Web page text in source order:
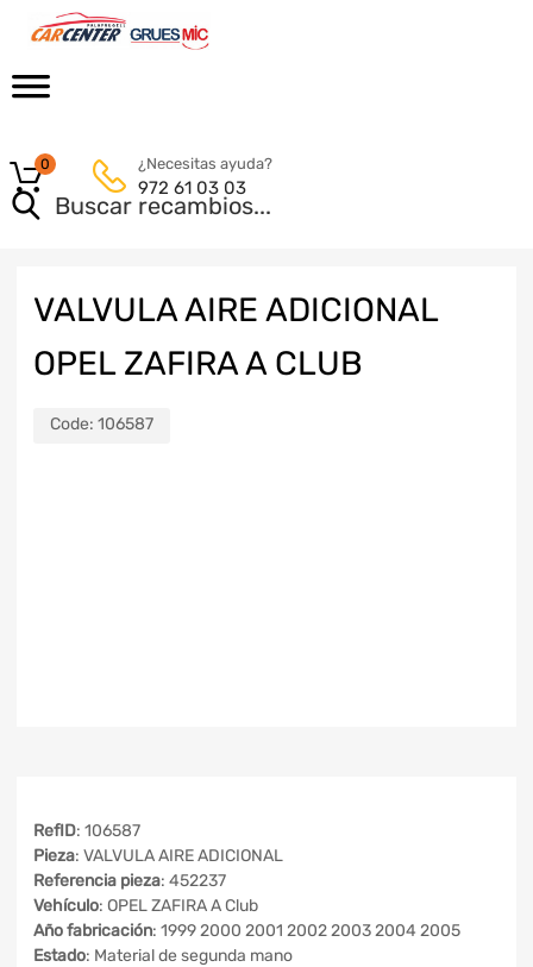
¿Necesitas ayuda?
972 61 03 03
0
VALVULA AIRE ADICIONAL
OPEL ZAFIRA A CLUB
Code: 106587
RefID: 106587
Pieza: VALVULA AIRE ADICIONAL
Referencia pieza: 452237
Vehículo: OPEL ZAFIRA A Club
Año fabricación: 1999 2000 2001 2002 2003 2004 2005
Estado: Material de segunda mano